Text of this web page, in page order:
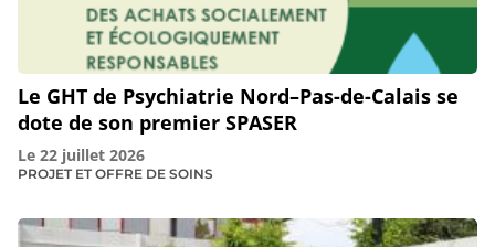
Le GHT de Psychiatrie Nord–Pas-de-Calais se
dote de son premier SPASER
Le 22 juillet 2026
PROJET ET OFFRE DE SOINS